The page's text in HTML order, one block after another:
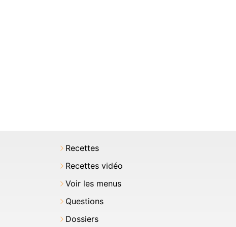
Recettes
Recettes vidéo
Voir les menus
Questions
Dossiers